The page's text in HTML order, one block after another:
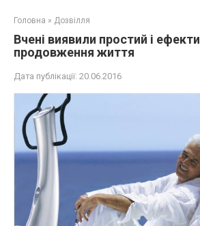
Головна » Дозвілля
Вчені виявили простий і
продовження життя
Дата публікації: 20.06.2016